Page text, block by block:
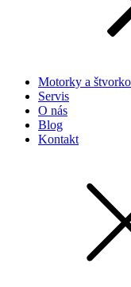
Motorky a
Servis
O nás
Blog
Kontakt